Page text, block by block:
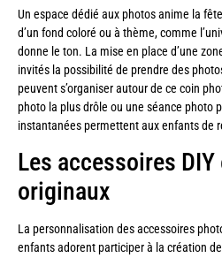
Un espace dédié aux photos anime la
d’un fond coloré ou à thème, comme
donne le ton. La mise en place d’une
invités la possibilité de prendre des
peuvent s’organiser autour de ce coin
photo la plus drôle ou une séance photo
instantanées permettent aux enfants de
Les accessoires
originaux
La personnalisation des accessoires
enfants adorent participer à la création